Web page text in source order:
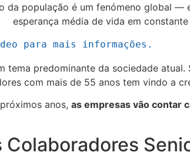
para mais informações.
tema predominante da sociedade atual.
com mais de 55 anos tem vindo a
anos, as empresas vão contar
Colaboradores